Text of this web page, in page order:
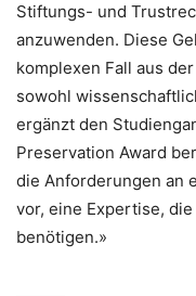
Stiftungs- und
anzuwenden. Diese
komplexen Fall aus
sowohl
ergänzt den
Preservation Award
die Anforderungen an
vor, eine Expertise,
benötigen.»